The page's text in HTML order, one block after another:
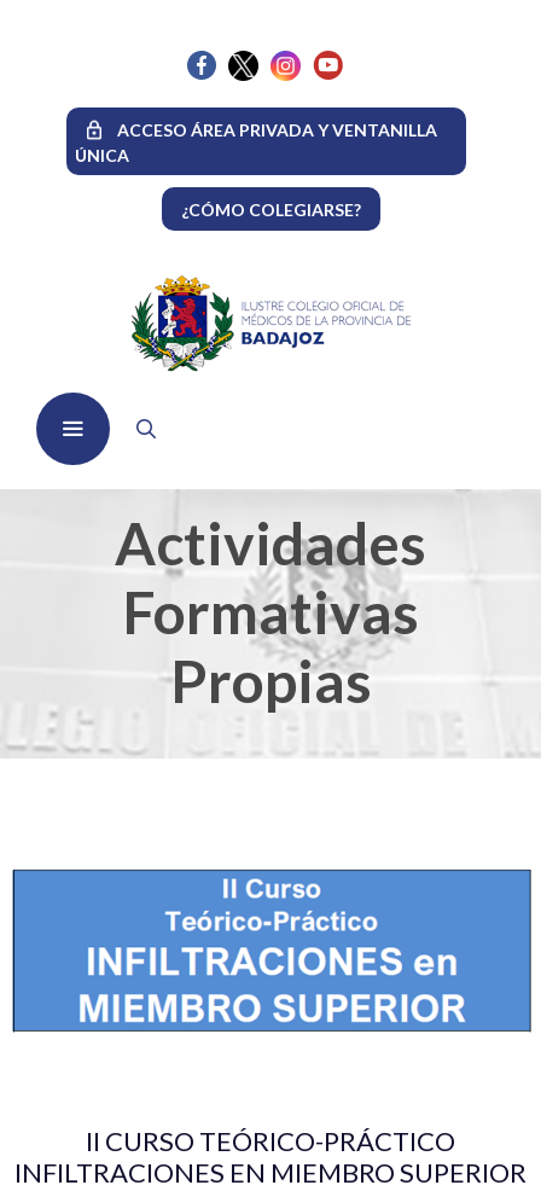
ACCESO ÁREA PRIVADA Y VENTANILLA
ÚNICA
¿CÓMO COLEGIARSE?
Actividades
Formativas
Propias
II CURSO TEÓRICO-PRÁCTICO
INFILTRACIONES EN MIEMBRO SUPERIOR